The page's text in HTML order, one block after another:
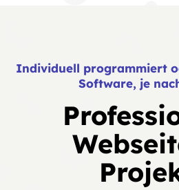
Individuell programmiert
Software, je